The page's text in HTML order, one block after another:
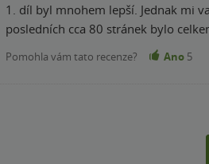
1. díl byl mnohem lepší. Jednak mi
posledních cca 80 stránek bylo
Pomohla vám tato recenze? Ano 5